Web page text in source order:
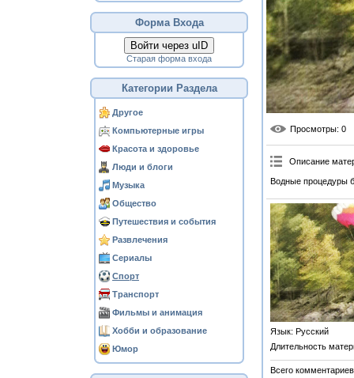
Форма Входа
Войти через uID
Старая форма входа
Категории Раздела
Другое
Компьютерные игры
Красота и здоровье
Люди и блоги
Музыка
Общество
Путешествия и события
Развлечения
Сериалы
Спорт
Транспорт
Фильмы и анимация
Хобби и образование
Юмор
Просмотры: 0
Описание
Водные процедуры
Язык: Русский
Длительность
Всего комментариев